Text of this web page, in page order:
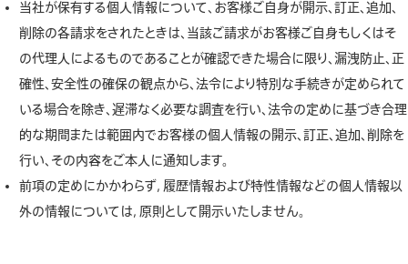
当社が保有する個人情報について、お客様ご自身が開示、訂正、追加、
削除の各請求をされたときは、当該ご請求がお客様ご自身もしくはそ
の代理人によるものであることが確認できた場合に限り、漏洩防止、正
確性、安全性の確保の観点から、法令により特別な手続きが定められて
いる場合を除き、遅滞なく必要な調査を行い、法令の定めに基づき合理
的な期間または範囲内でお客様の個人情報の開示、訂正、追加、削除を
行い、その内容をご本人に通知します。
前項の定めにかかわらず，履歴情報および特性情報などの個人情報以
外の情報については，原則として開示いたしません。